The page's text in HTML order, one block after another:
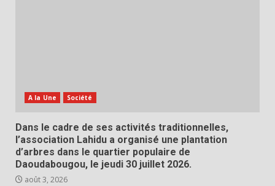
A la Une Société
Dans le cadre de ses activités traditionnelles,
l’association Lahidu a organisé une plantation
d’arbres dans le quartier populaire de
Daoudabougou, le jeudi 30 juillet 2026.
août 3, 2026